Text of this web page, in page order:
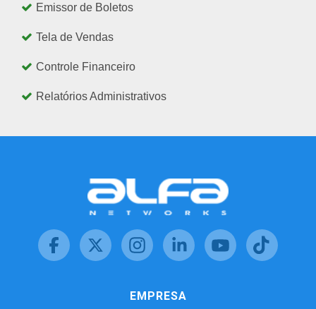
Emissor de Boletos
Tela de Vendas
Controle Financeiro
Relatórios Administrativos
EMPRESA